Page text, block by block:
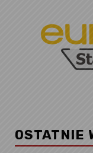
OSTATNIE